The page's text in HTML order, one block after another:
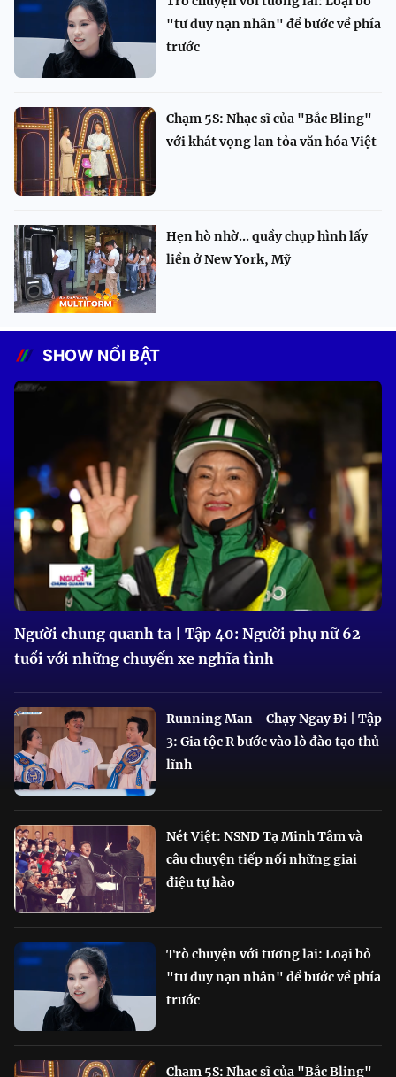
"tư duy nạn nhân" để bước về phía
trước
Chạm 5S: Nhạc sĩ của "Bắc Bling"
với khát vọng lan tỏa văn hóa Việt
Hẹn hò nhờ... quầy chụp hình lấy
liền ở New York, Mỹ
SHOW NỔI BẬT
Người chung quanh ta | Tập 40: Người phụ nữ 62
tuổi với những chuyến xe nghĩa tình
Running Man - Chạy Ngay Đi | Tập
3: Gia tộc R bước vào lò đào tạo thủ
lĩnh
Nét Việt: NSND Tạ Minh Tâm và
câu chuyện tiếp nối những giai
điệu tự hào
Trò chuyện với tương lai: Loại bỏ
"tư duy nạn nhân" để bước về phía
trước
Chạm 5S: Nhạc sĩ của "Bắc Bling"